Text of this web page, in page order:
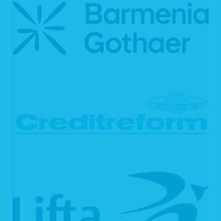
Cookies zur Reichweitenmessung ermöglichen es uns, anonyme statistische
Informationen über die Nutzung unserer Webseite zu erhalten und zu verstehen,
wie Besucher mit unseren Webseiten interagieren. Mithilfe dieser Cookies
können wir beispielsweise die Besucherzahlen auf unseren Webseiten ermitteln
und unsere Webseiteninhalte optimieren.
6. Ihre Betroffenenrechte
Sie können von uns gemäß Art. 15 DSGVO eine Bestätigung darüber verlangen,
ob personenbezogene Daten, die Sie betreffen, von uns verarbeitet werden.
Sofern wir Ihre personenbezogenen Daten verarbeiten, können Sie von uns über
folgende Informationen Auskunft verlangen:
(sofern möglich) die geplante Dauer, für die wir Ihre personenbezogenen
Daten speichern oder, falls dies nicht möglich ist, die Kriterien für die
Festlegung der Speicherdauer;
das Bestehen eines Rechts auf Berichtigung oder Löschung der Sie
betreffenden personenbezogenen Daten, eines Rechts auf